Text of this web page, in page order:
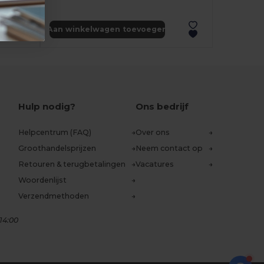
Aan winkelwagen toevoegen
Hulp nodig?
Helpcentrum (FAQ)
Groothandelsprijzen
Retouren & terugbetalingen
Woordenlijst
Verzendmethoden
Ons bedrijf
Over ons
Neem contact op
Vacatures